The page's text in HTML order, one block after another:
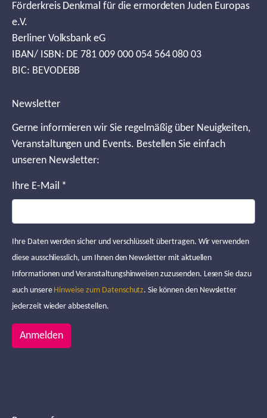
Förderkreis Denkmal für die ermordeten Juden Europas
e.V.
Berliner Volksbank eG
IBAN/ ISBN: DE 781 009 000 054 564 080 03
BIC: BEVODEBB
Newsletter
Gerne informieren wir Sie regelmäßig über Neuigkeiten,
Veranstaltungen und Events. Bestellen Sie einfach
unseren Newsletter:
Ihre E-Mail *
Ihre Daten werden sicher und verschlüsselt übertragen. Wir verwenden
diese ausschliesslich, um Ihnen den Newsletter mit aktuellen
Informationen und Veranstaltungshinweisen zuzusenden. Lesen Sie dazu
auch unsere Hinweise zum Datenschutz. Sie können den Newsletter
jederzeit wieder abbestellen.
Anmelden